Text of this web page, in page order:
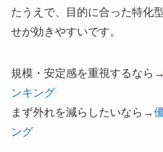
たうえで、目的に合った特化
せが効きやすいです。
規模・安定感を重視するなら→
ンキング
まず外れを減らしたいなら→
ング